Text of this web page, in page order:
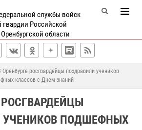
службы войск
Российской
области
Оренбурге росгвардейцы поздравили учеников
классов с Днем знаний
УЧЕНИКОВ ПОДШЕФНЫХ